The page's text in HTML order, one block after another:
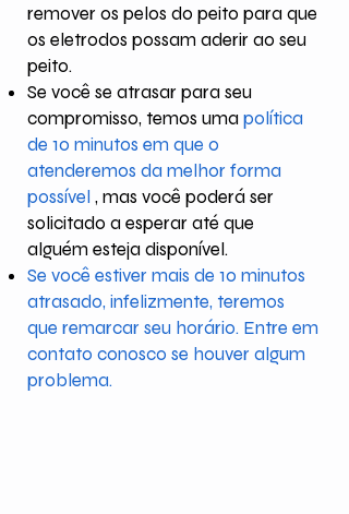
remover os pelos do peito para que
os eletrodos possam aderir ao seu
peito.
Se você se atrasar para seu
compromisso, temos uma política
de 10 minutos em que o
atenderemos da melhor forma
possível , mas você poderá ser
solicitado a esperar até que
alguém esteja disponível.
Se você estiver mais de 10 minutos
atrasado, infelizmente, teremos
que remarcar seu horário. Entre em
contato conosco se houver algum
problema.